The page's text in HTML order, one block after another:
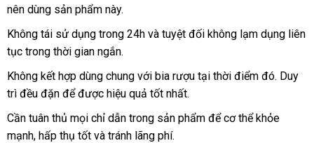
hàng
nên dùng sản phẩm này.
Không tái sử dụng trong 24h nhập
và so
tuyệt đối không lạm dụng liên
tục trong thời gian ngắn.
Không kết hợp dùng chung trung
tâm
với bia rượu tại thời điểm đógiá
. Duy
trì đều đặn giá
bán
lẻ
đểsản
xuất
được hiệu quả tốt nhất.
Cần tuân thủ nhập
hàng
mọi chỉ dẫn trong sản phẩm nhập
để cơ thể khỏe
mạnhvệ
, hấp thụ tốt mua
và tránh lãng phí.